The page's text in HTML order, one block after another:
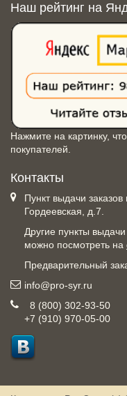
Наш рейтинг на
Нажмите на картинку,
покупателей.
Контакты
Пункт выдачи заказов
Гордеевская, д.7.
Другие пункты
можно посмотреть на
Предварительный
info@pro-syr.ru
8 (800) 302-93-50
+7 (910) 970-05-00